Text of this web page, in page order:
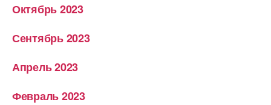
Октябрь 2023
Сентябрь 2023
Апрель 2023
Февраль 2023